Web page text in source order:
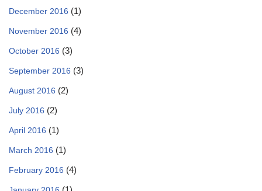
December 2016 (1)
November 2016 (4)
October 2016 (3)
September 2016 (3)
August 2016 (2)
July 2016 (2)
April 2016 (1)
March 2016 (1)
February 2016 (4)